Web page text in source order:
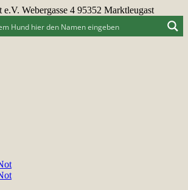
Webergasse 4 95352 Marktleugast